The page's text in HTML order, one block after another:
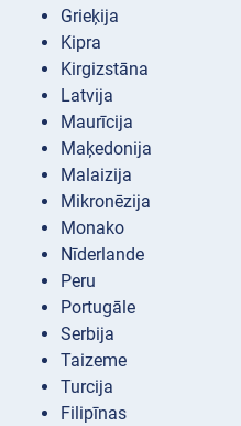
Grieķija
Kipra
Kirgizstāna
Latvija
Maurīcija
Maķedonija
Malaizija
Mikronēzija
Monako
Nīderlande
Peru
Portugāle
Serbija
Taizeme
Turcija
Filipīnas